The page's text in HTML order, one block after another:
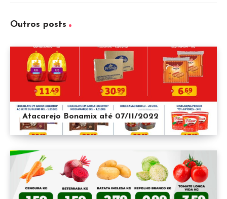
Outros posts
Atacarejo Bonamix até 07/11/2022